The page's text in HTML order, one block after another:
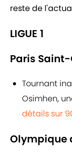
reste de
LIGUE 1
Paris
Tournant
Osimhen,
détails sur
Olympique